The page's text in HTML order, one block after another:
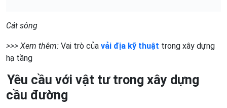
Cát sông
>>> Xem thêm: Vai trò của vải địa kỹ thuật trong xây dựng
hạ tầng
Yêu cầu với vật tư trong xây dựng
cầu đường